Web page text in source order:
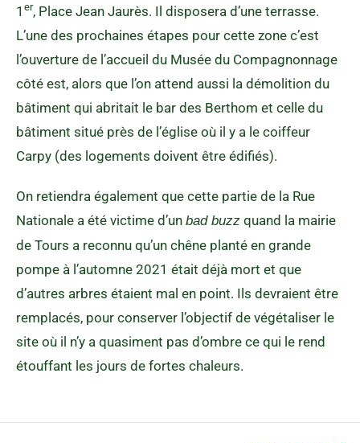
1 er, Place Jean Jaurès. Il disposera d’une terrasse.
L’une des prochaines étapes pour cette zone c’est
l’ouverture de l’accueil du Musée du Compagnonnage
côté est, alors que l’on attend aussi la démolition du
bâtiment qui abritait le bar des Berthom et celle du
bâtiment situé près de l’église où il y a le coiffeur
Carpy (des logements doivent être édifiés).
On retiendra également que cette partie de la Rue
Nationale a été victime d’un bad buzz quand la mairie
de Tours a reconnu qu’un chêne planté en grande
pompe à l’automne 2021 était déjà mort et que
d’autres arbres étaient mal en point. Ils devraient être
remplacés, pour conserver l’objectif de végétaliser le
site où il n’y a quasiment pas d’ombre ce qui le rend
étouffant les jours de fortes chaleurs.